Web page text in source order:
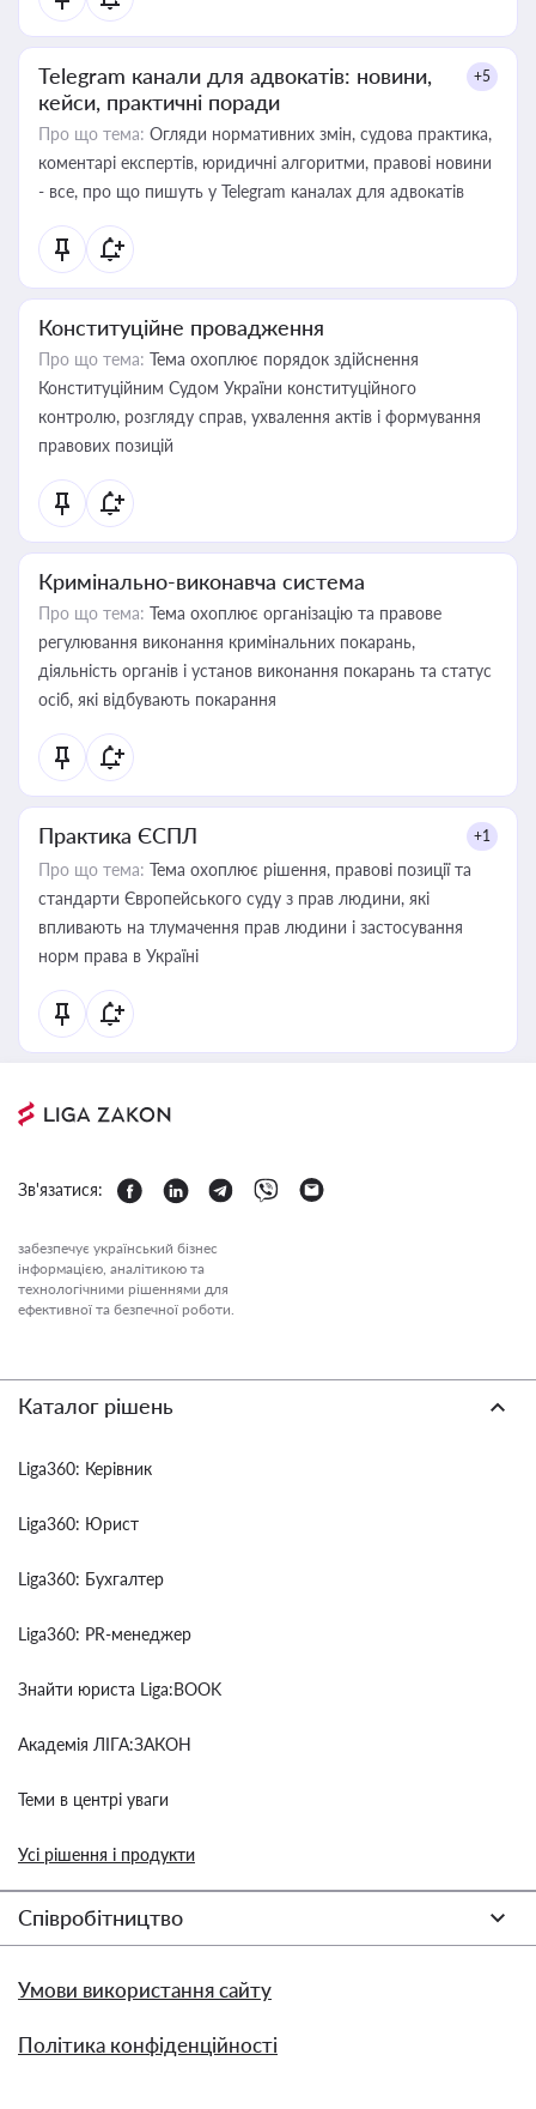
Telegram канали для адвокатів: новини,
кейси, практичні поради
+5
Про що тема: Огляди нормативних змін, судова практика,
коментарі експертів, юридичні алгоритми, правові новини
- все, про що пишуть у Telegram каналах для адвокатів
Конституційне провадження
Про що тема: Тема охоплює порядок здійснення
Конституційним Судом України конституційного
контролю, розгляду справ, ухвалення актів і формування
правових позицій
Кримінально-виконавча система
Про що тема: Тема охоплює організацію та правове
регулювання виконання кримінальних покарань,
діяльність органів і установ виконання покарань та статус
осіб, які відбувають покарання
Практика ЄСПЛ +1
Про що тема: Тема охоплює рішення, правові позиції та
стандарти Європейського суду з прав людини, які
впливають на тлумачення прав людини і застосування
норм права в Україні
Зв'язатися:
забезпечує український бізнес
інформацією, аналітикою та
технологічними рішеннями для
ефективної та безпечної роботи.
Каталог рішень
Liga360: Керівник
Liga360: Юрист
Liga360: Бухгалтер
Liga360: PR-менеджер
Знайти юриста Liga:BOOK
Академія ЛІГА:ЗАКОН
Теми в центрі уваги
Усі рішення і продукти
Співробітництво
Умови використання сайту
Політика конфіденційності